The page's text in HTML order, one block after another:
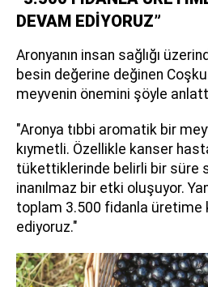
DEVAM EDİYORUZ”
Aronyanın insan sağlığı
besin değerine değinen
meyvenin önemini şöyle
"Aronya tıbbi aromatik bir
kıymetli. Özellikle kanser
tükettiklerinde belirli bir süre
inanılmaz bir etki oluşuyor.
toplam 3.500 fidanla üretime
ediyoruz."